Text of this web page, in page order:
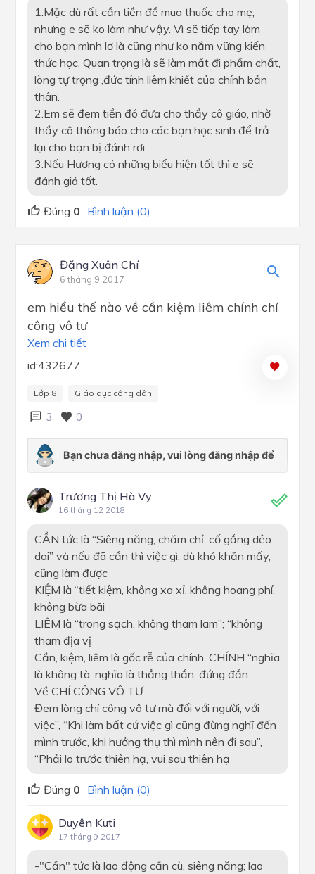
1.Mặc dù rất cần tiền để mua thuốc cho mẹ,
nhưng e sẽ ko làm như vậy. Vì sẽ tiếp tay làm
cho bạn mình lơ là cũng như ko nắm vững kiến
thức học. Quan trọng là sẽ làm mất đi phẩm chất,
lòng tự trọng ,đức tính liêm khiết của chính bản
thân.
2.Em sẽ đem tiền đó đưa cho thầy cô giáo, nhờ
thầy cô thông báo cho các bạn học sinh để trả
lại cho bạn bị đánh rơi.
3.Nếu Hương có những biểu hiện tốt thì e sẽ
đánh giá tốt.
Đúng 0 Bình luận (0)
Đặng Xuân Chí
6 tháng 9 2017
em hiểu thế nào về cần kiệm liêm chính chí
công vô tư
Xem chi tiết
id:432677
Lớp 8 Giáo dục công dân
3 0
Trương Thị Hà Vy
16 tháng 12 2018
CẦN tức là “Siêng năng, chăm chỉ, cố gắng dẻo
dai” và nếu đã cần thì việc gì, dù khó khăn mấy,
cũng làm được
KIỆM là “tiết kiệm, không xa xỉ, không hoang phí,
không bừa bãi
LIÊM là “trong sạch, không tham lam”; “không
tham địa vị
Cần, kiệm, liêm là gốc rễ của chính. CHÍNH “nghĩa
là không tà, nghĩa là thẳng thắn, đứng đắn
Về CHÍ CÔNG VÔ TƯ
Đem lòng chí công vô tư mà đối với người, với
việc”, “Khi làm bất cứ việc gì cũng đừng nghĩ đến
mình trước, khi hưởng thụ thì mình nên đi sau”,
“Phải lo trước thiên hạ, vui sau thiên hạ
Đúng 0 Bình luận (0)
Duyên Kuti
17 tháng 9 2017
-"Cần" tức là lao động cần cù, siêng năng; lao